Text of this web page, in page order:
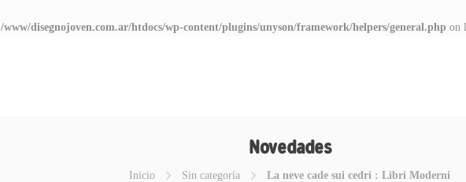
/www/disegnojoven.com.ar/htdocs/wp-content/plugins/unyson/framework/helpers/general.php on
Novedades
Inicio Sin categoría La neve cade sui cedri : Libri Moderni